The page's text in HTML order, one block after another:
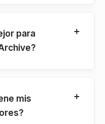
para
mis